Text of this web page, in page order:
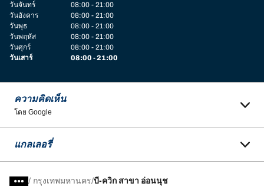
วันจันทร์
08:00 - 21:00
วันอังคาร
08:00 - 21:00
วันพุธ
08:00 - 21:00
วันพฤหัส
08:00 - 21:00
วันศุกร์
08:00 - 21:00
วันเสาร์
08:00 - 21:00
ความคิดเห็น
โดย Google
แกลเลอรี่
/ กรุงเทพมหานคร บี-ควิก สาขา อ่อนนุช